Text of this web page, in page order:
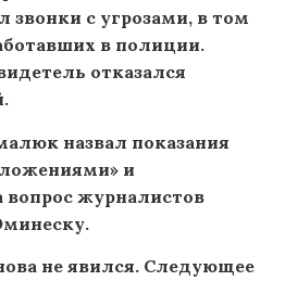
звонки с угрозами, в том
в полиции.
отказался
назвал показания
и
вопрос журналистов
не явился. Следующее